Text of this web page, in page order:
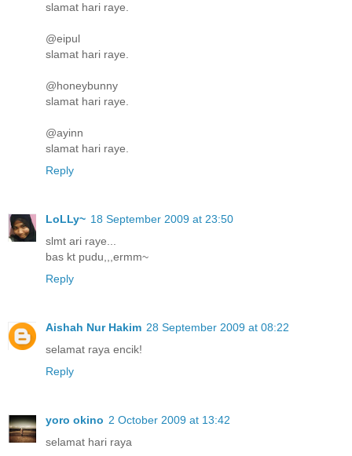
slamat hari raye.
@eipul
slamat hari raye.
@honeybunny
slamat hari raye.
@ayinn
slamat hari raye.
Reply
LoLLy~ 18 September 2009 at 23:50
slmt ari raye...
bas kt pudu,,,ermm~
Reply
Aishah Nur Hakim 28 September 2009 at 08:22
selamat raya encik!
Reply
yoro okino 2 October 2009 at 13:42
selamat hari raya